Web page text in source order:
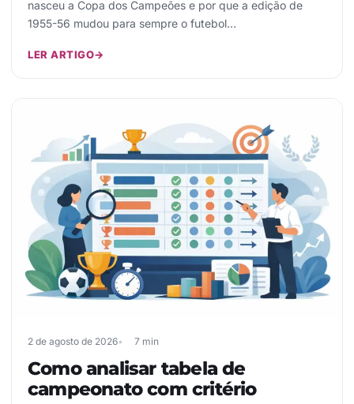
nasceu a Copa dos Campeões e por que a edição de
1955-56 mudou para sempre o futebol…
LER ARTIGO→
2 de agosto de 2026 7 min
Como analisar tabela de
campeonato com critério